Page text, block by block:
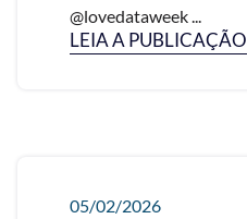
@lovedataweek ...
LEIA A PUBLICAÇÃO
05/02/2026